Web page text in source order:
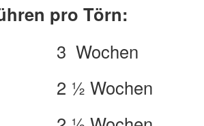
pro Törn:
3 Wochen
2 ½ Wochen